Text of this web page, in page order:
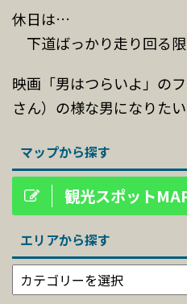
休日は…
下道ばっかり走り回る
映画「男はつらいよ」の
さん）の様な男になりた
マップから探す
観光スポット
エリアから探す